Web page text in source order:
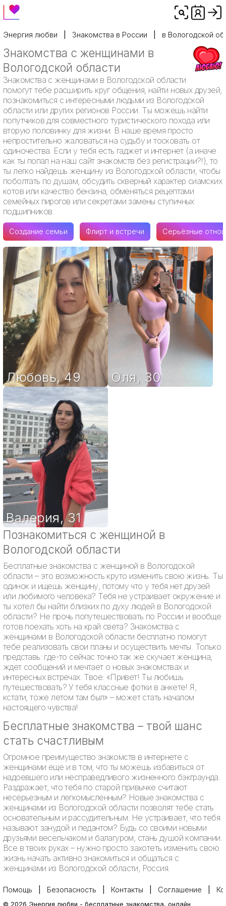
Энергия любви Знакомства в России в Вологодской
Знакомства с женщинами в
Вологодской области
Знакомства с женщинами в Вологодской области
помогут тебе расширить круг общения, найти новых друзей,
познакомиться с интересными людьми из Вологодской
области или других регионов России. Ты можешь найти
попутчиков для совместного туристического похода или
вторую половинку для жизни. В наше время просто
непростительно жаловаться на судьбу и тосковать от
одиночества. Если у тебя есть гаджет и интернет (а иначе
как ты попал на наш сайт знакомств без регистрации?!), то
ты легко найдешь женщину из Вологодской области, чтобы
поболтать по душам, обсудить скверный характер сиамских
котов или качество бензина, обменяться рецептами
семейных пирогов или секретами замены ступичных
подшипников.
Создание семьи Флирт и встречи Серьёзные
Любовь,49 Оля, 30
Валерия,31
Познакомиться с женщиной в
Вологодской области
Бесплатные знакомства с женщиной в Вологодской
области – это возможность круто изменить свою жизнь. Ты
одинок и ищешь женщину, потому что у тебя нет друзей
или любимого человека? Тебя не устраивает окружение и
ты хотел бы найти близких по духу людей в Вологодской
области? Не прочь попутешествовать по России и вообще
готов поехать хоть на край света? Знакомства с
женщинами в Вологодской области бесплатно помогут
тебе реализовать свои планы и осуществить мечты. Только
представь: где-то сейчас точно так же скучает женщина,
ждет сообщений и мечтает о новых знакомствах и
интересных встречах. Твое: «Привет! Ты любишь
путешествовать? У тебя классные фотки в анкете! Я,
кстати, тоже летом там был» – может стать началом
настоящего чувства!
Бесплатные знакомства – твой шанс
стать счастливым
Огромное преимущество знакомств в интернете с
женщинами еще и в том, что ты можешь избавиться от
надоевшего или несправедливого жизненного бэкграунда.
Раздражает, что тебя по старой привычке считают
несерьезным и легкомысленным? Новые знакомства с
женщинами из Вологодской области позволят тебе стать
основательным и рассудительным. Не устраивает, что тебя
называют занудой и педантом? Будь со своими новыми
друзьями весельчаком и балагуром, стань душой компании.
Все в твоих руках – нужно просто захотеть изменить свою
жизнь начать активно знакомиться и общаться с
женщинами из Вологодской области, Россия.
Помощь Безопасность Контакты Соглашение
© 2026 Энергия любви - бесплатные знакомства, онлайн